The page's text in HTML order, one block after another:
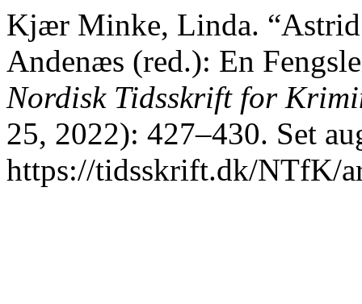
Kjær Minke, Linda.
Andenæs (red.): En
Nordisk Tidsskrift for
25, 2022): 427–430. Set
https://tidsskrift.dk/NTfK/